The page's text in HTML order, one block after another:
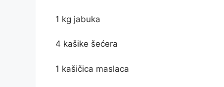
1 kg jabuka
4 kašike šećera
1 kašičica maslaca